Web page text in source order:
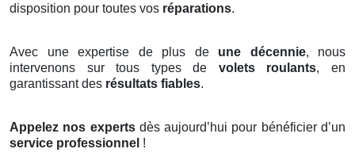
disposition pour toutes vos réparations.
Avec une expertise de plus de une décennie, nous
intervenons sur tous types de volets roulants, en
garantissant des résultats fiables.
Appelez nos expertsdès aujourd’hui pour bénéficier d’un
service professionnel !